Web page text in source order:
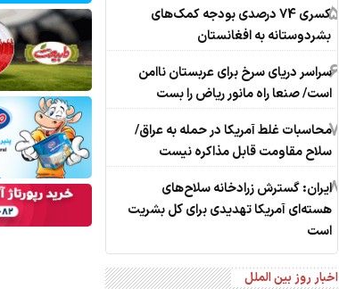
5
کسری 74 درصدی بودجه کمک‌های
بشردوستانه به افغانستان
6سراسر دریای سرخ برای عربستان ناامن
است/ صنعا راه مانور ریاض را بست
7محاسبات غلط آمریکا در حمله به عراق/
سلاح مقاومت قابل مذاکره نیست
8ایران: گسترش زرادخانه سلاح‌های
هسته‌ای آمریکا تهدیدی برای کل بشریت
است
اخبار روز بین الملل